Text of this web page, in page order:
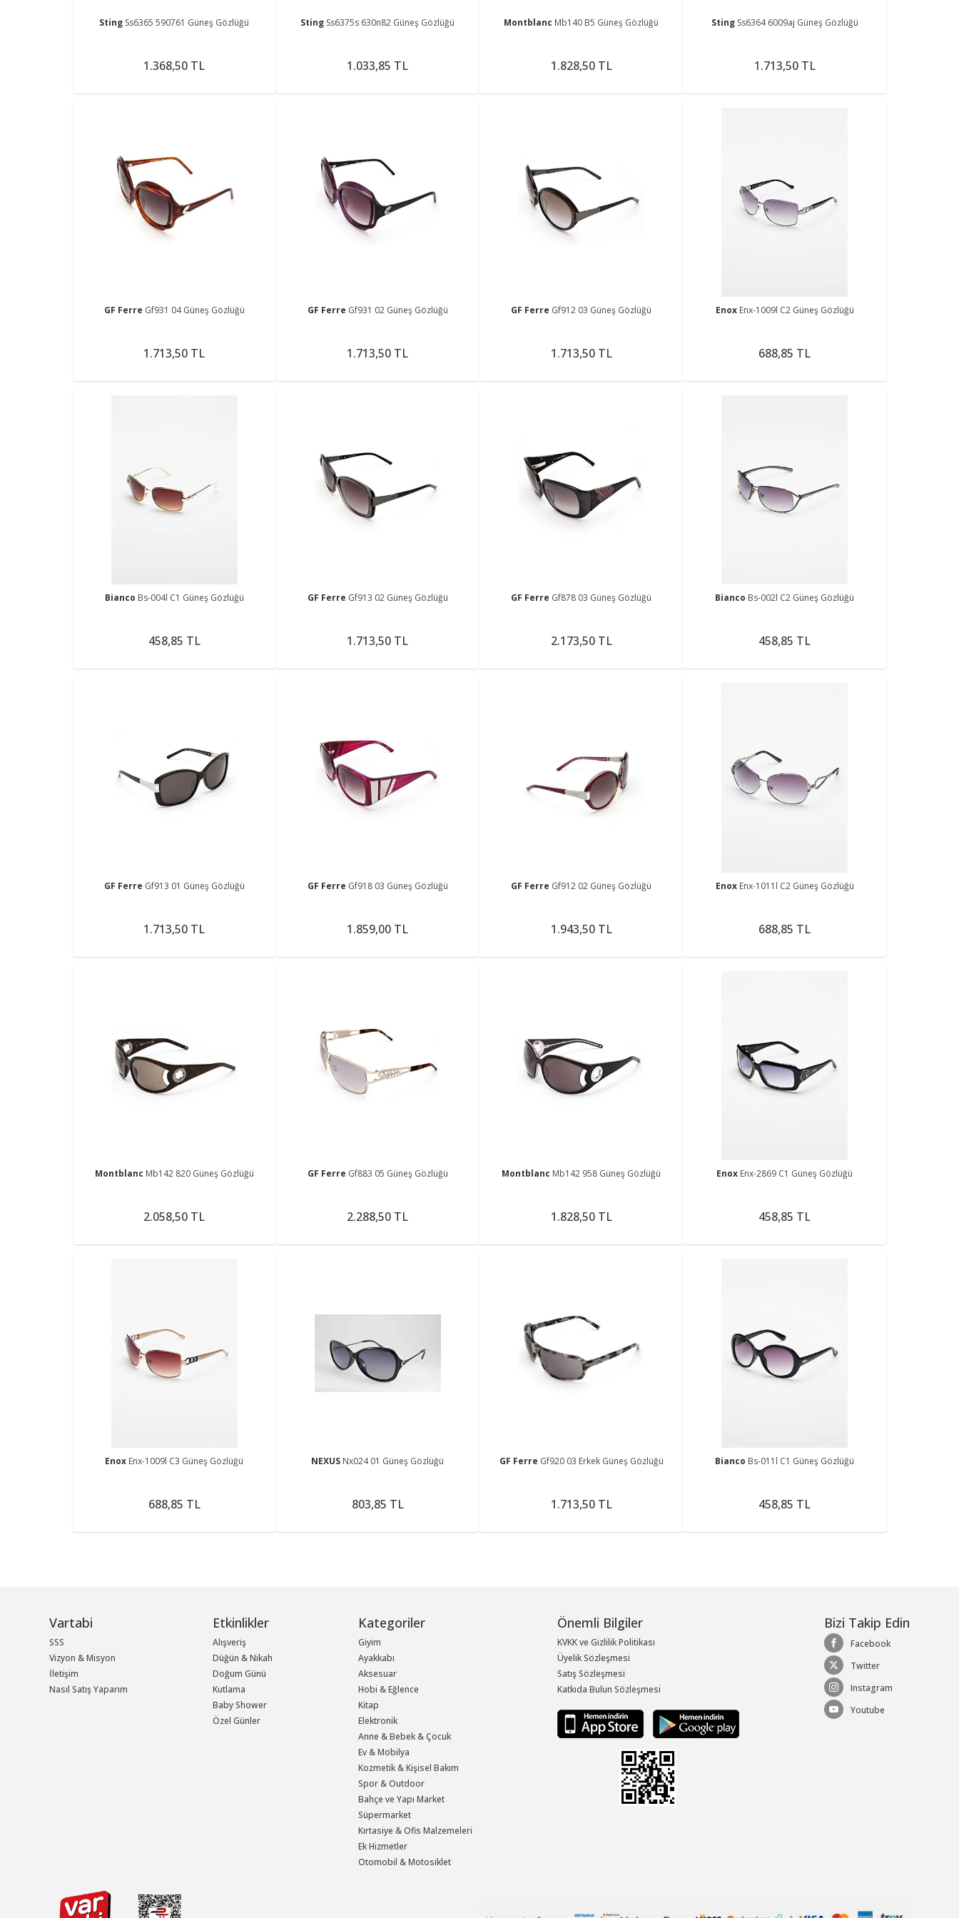
Sting Ss6365 590761 Güneş Gözlüğü
1.368,50 TL
Sting Ss6375s 630n82 Güneş Gözlüğü
1.033,85 TL
Montblanc Mb140 B5 Güneş Gözlüğü
1.828,50 TL
Sting Ss6364 6009aj Güneş Gözlüğü
1.713,50 TL
GF Ferre Gf931 04 Güneş Gözlüğü
1.713,50 TL
GF Ferre Gf931 02 Güneş Gözlüğü
1.713,50 TL
GF Ferre Gf912 03 Güneş Gözlüğü
1.713,50 TL
Enox Enx-1009l C2 Güneş Gözlüğü
688,85 TL
Bianco Bs-004l C1 Güneş Gözlüğü
458,85 TL
GF Ferre Gf913 02 Güneş Gözlüğü
1.713,50 TL
GF Ferre Gf878 03 Güneş Gözlüğü
2.173,50 TL
Bianco Bs-002l C2 Güneş Gözlüğü
458,85 TL
GF Ferre Gf913 01 Güneş Gözlüğü
1.713,50 TL
GF Ferre Gf918 03 Güneş Gözlüğü
1.859,00 TL
GF Ferre Gf912 02 Güneş Gözlüğü
1.943,50 TL
Enox Enx-1011l C2 Güneş Gözlüğü
688,85 TL
Montblanc Mb142 820 Güneş Gözlüğü
2.058,50 TL
GF Ferre Gf883 05 Güneş Gözlüğü
2.288,50 TL
Montblanc Mb142 958 Güneş Gözlüğü
1.828,50 TL
Enox Enx-2869 C1 Güneş Gözlüğü
458,85 TL
Enox Enx-1009l C3 Güneş Gözlüğü
688,85 TL
NEXUS Nx024 01 Güneş Gözlüğü
803,85 TL
GF Ferre Gf920 03 Erkek Güneş Gözlüğü
1.713,50 TL
Bianco Bs-011l C1 Güneş Gözlüğü
458,85 TL
Vartabi
SSS
Vizyon & Misyon
İletişim
Nasıl Satış Yaparım
Etkinlikler
Alışveriş
Düğün & Nikah
Doğum Günü
Kutlama
Baby Shower
Özel Günler
Kategoriler
Giyim
Ayakkabı
Aksesuar
Hobi & Eğlence
Kitap
Elektronik
Anne & Bebek & Çocuk
Ev & Mobilya
Kozmetik & Kişisel Bakım
Spor & Outdoor
Bahçe ve Yapı Market
Süpermarket
Kırtasiye & Ofis Malzemeleri
Ek Hizmetler
Otomobil & Motosiklet
Önemli Bilgiler
KVKK ve Gizlilik Politikası
Üyelik Sözleşmesi
Satış Sözleşmesi
Katkıda Bulun Sözleşmesi
Bizi Takip Edin
Facebook
Twitter
Instagram
Youtube